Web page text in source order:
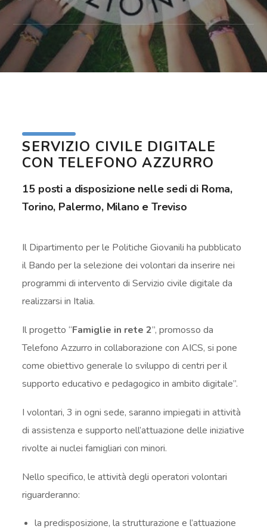
SERVIZIO CIVILE DIGITALE
CON TELEFONO AZZURRO
15 posti a disposizione nelle sedi di Roma,
Torino, Palermo, Milano e Treviso
Il Dipartimento per le Politiche Giovanili ha pubblicato
il Bando per la selezione dei volontari da inserire nei
programmi di intervento di Servizio civile digitale da
realizzarsi in Italia.
Il progetto “Famiglie in rete 2”, promosso da
Telefono Azzurro in collaborazione con AICS, si pone
come obiettivo generale lo sviluppo di centri per il
supporto educativo e pedagogico in ambito digitale”.
I volontari, 3 in ogni sede, saranno impiegati in attività
di assistenza e supporto nell’attuazione delle iniziative
rivolte ai nuclei famigliari con minori.
Nello specifico, le attività degli operatori volontari
riguarderanno:
la predisposizione, la strutturazione e l’attuazione